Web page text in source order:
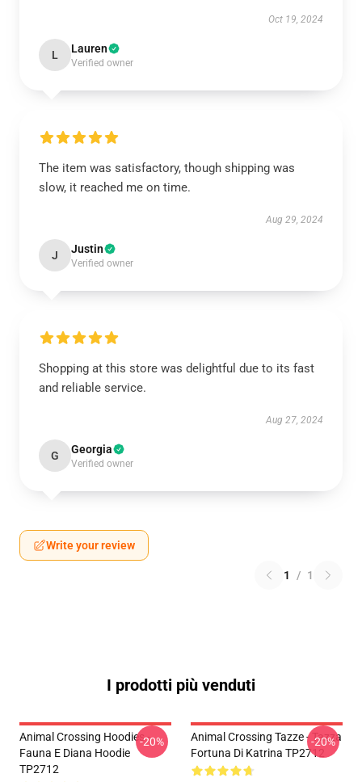
Oct 19, 2024
L Lauren
Verified owner
The item was satisfactory, though shipping was
slow, it reached me on time.
Aug 29, 2024
J Justin
Verified owner
Shopping at this store was delightful due to its fast
and reliable service.
Aug 27, 2024
G Georgia
Verified owner
Write your review
1 / 1
I prodotti più venduti
Animal Crossing Hoodies -
Fauna E Diana Hoodie
TP2712
-20%
Animal Crossing Tazze - Tazza
Fortuna Di Katrina TP2712
-20%